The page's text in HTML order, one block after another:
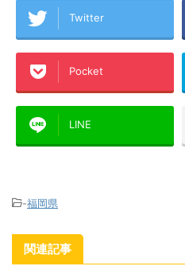
Twitter
Pocket
LINE
-福岡県
関連記事